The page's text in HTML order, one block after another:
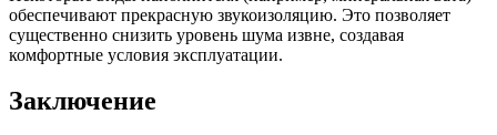
обеспечивают прекрасную звукоизоляцию. Это позволяет
существенно снизить уровень шума извне, создавая
комфортные условия эксплуатации.
Заключение